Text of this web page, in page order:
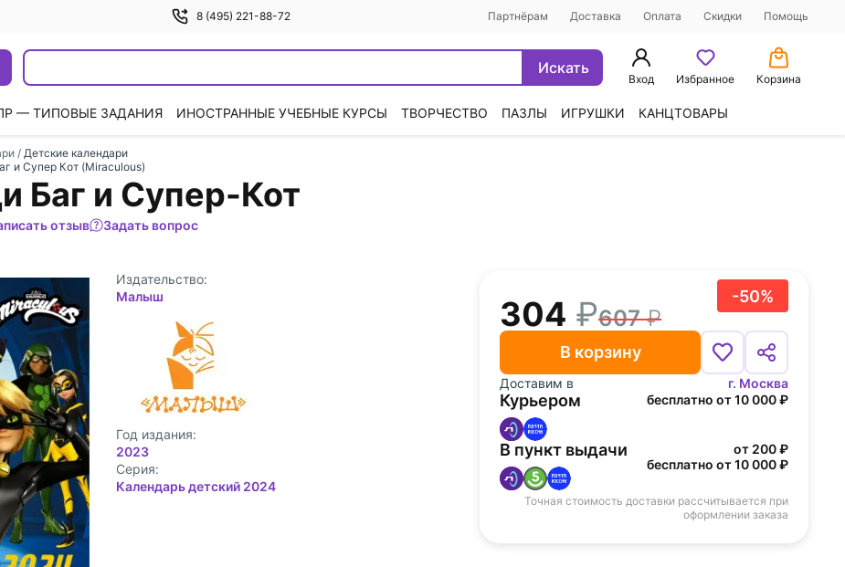
8 (495) 221-88-72 Партнёрам Доставка Оплата Скидки Помощь
Искать
Вход Избранное Корзина
— ТИПОВЫЕ ЗАДАНИЯ ИНОСТРАННЫЕ УЧЕБНЫЕ КУРСЫ ТВОРЧЕСТВО ПАЗЛЫ ИГРУШКИ КАНЦТОВАРЫ
/ Детские календари
и Супер Кот (Miraculous)
Баг и Супер-Кот
отзыв Задать вопрос
-50%
304 607
В корзину
Доставим в г. Москва
Курьером бесплатно от 10 000 ₽
В пункт выдачи
от 200 ₽
бесплатно от 10 000 ₽
Точная стоимость доставки рассчитывается при
оформлении заказа
Издательство:
Малыш
Год издания:
2023
Cерия:
Календарь детский 2024